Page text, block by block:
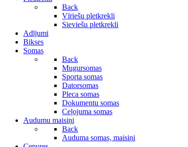
Back
Vīriešu pletkrekli
Sieviešu pletkrekli
Adījumi
Bikses
Somas
Back
Mugursomas
Sporta somas
Datorsomas
Pleca somas
Dokumentu somas
Ceļojuma somas
Audumu maisiņi
Back
Auduma somas, maisiņi